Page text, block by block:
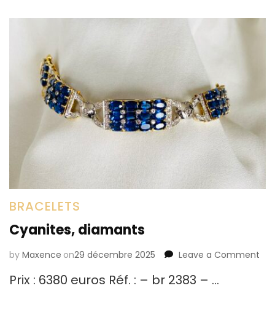
BRACELETS
Cyanites, diamants
by Maxence on29 décembre 2025 Leave a Comment
Prix : 6380 euros Réf. : – br 2383 – …